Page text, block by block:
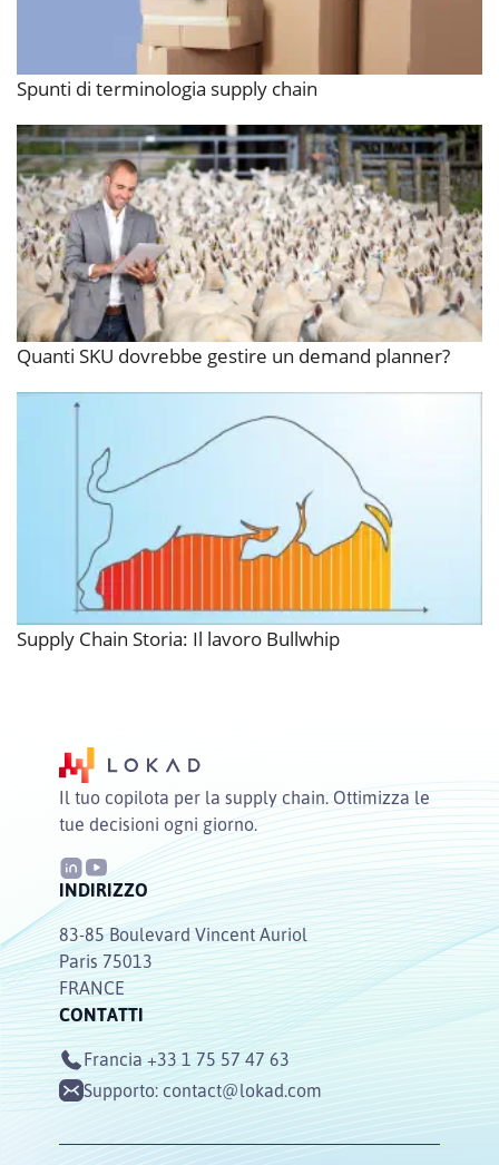
Spunti di terminologia supply chain
Quanti SKU dovrebbe gestire un demand planner?
Supply Chain Storia: Il lavoro Bullwhip
Il tuo copilota per la supply chain. Ottimizza le
tue decisioni ogni giorno.
INDIRIZZO
83-85 Boulevard Vincent Auriol
Paris 75013
FRANCE
CONTATTI
Francia +33 1 75 57 47 63
Supporto:contact@lokad.com